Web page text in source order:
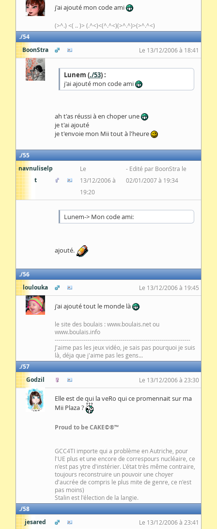
j'ai ajouté mon code ami
(>^.) <( .. )> (.^<)<(^.^<)(>^.^)>(>^.^<)
54
BoonStra
Le 13/12/2006 à 18:41
Lunem (./53) :
j'ai ajouté mon code ami
ah t'as réussi à en choper une
je t'ai ajouté
je t'envoie mon Mii tout à l'heure
55
navnuliselp
t
Le
13/12/2006 à
19:20
Edité par BoonStra le
02/01/2007 à 19:34
Lunem-> Mon code ami:
ajouté.
56
loulouka
Le 13/12/2006 à 19:45
j'ai ajouté tout le monde là
le site des boulais : www.boulais.net ou
www.boulais.info
----------------------------------------------------------------------
J'aime pas les jeux vidéo, je sais pas pourquoi je suis
là, déja que j'aime pas les gens...
57
Godzil
Le 13/12/2006 à 23:30
Elle est de qui la veRo qui ce promennait sur ma
Mii Plaza ?
Proud to be CAKE©®™
GCC4TI importe qui a problème en Autriche, pour
l'UE plus et une encore de correspours nucléaire, ce
n'est pas ytre d'instérier. L'état très même contraire,
toujours reconstruire un pouvoir une choyer
d'aucrée de compris le plus mite de genre, ce n'est
pas moins)
Stalin est l'élection de la langie.
58
jesared
Le 13/12/2006 à 23:41